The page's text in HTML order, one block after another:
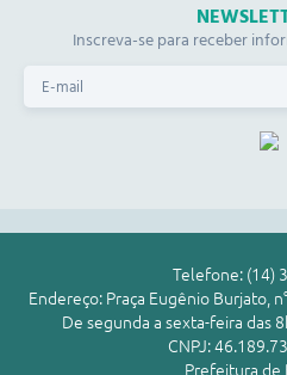
Inscreva-se para receber
Telefone: (14)
Endereço: Praça Eugênio Burjato,
De segunda a sexta-feira das
CNPJ:
Prefeitura de